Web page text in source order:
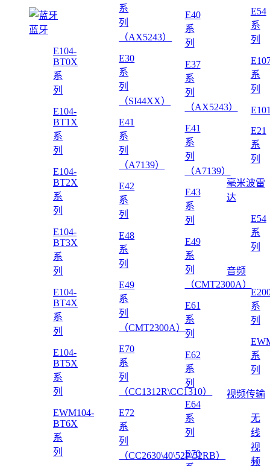
蓝牙
E104-
BT0X
系
列
E104-
BT1X
系
列
E104-
BT2X
系
列
E104-
BT3X
系
列
E104-
BT4X
系
列
E104-
BT5X
系
列
EWM104-
BT6X
系
列
系
列
（AX5243）
E30
系
列
（SI44XX）
E41
系
列
（A7139）
E42
系
列
E48
系
列
E49
系
列
（CMT2300A）
E70
系
列
（CC1312R\CC1310）
E72
系
列
（CC2630\40\52P\52RB）
E40
系
列
E37
系
列
（AX5243）
E41
系
列
（A7139）
E43
系
列
E49
系
列
（CMT2300A）
E61
系
列
E62
系
列
E64
系
列
E70
E54
系
列
系
列
E21
系
列
毫米波雷
达
E54
系
列
音频
系
列
系
列
视频传输
无
线
视
频